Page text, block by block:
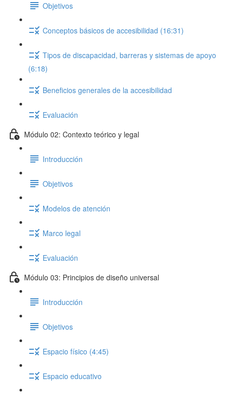
Objetivos
Conceptos básicos de accesibilidad (16:31)
Tipos de discapacidad, barreras y sistemas de apoyo
(6:18)
Beneficios generales de la accesibilidad
Evaluación
Módulo 02: Contexto teórico y legal
Introducción
Objetivos
Modelos de atención
Marco legal
Evaluación
Módulo 03: Principios de diseño universal
Introducción
Objetivos
Espacio físico (4:45)
Espacio educativo